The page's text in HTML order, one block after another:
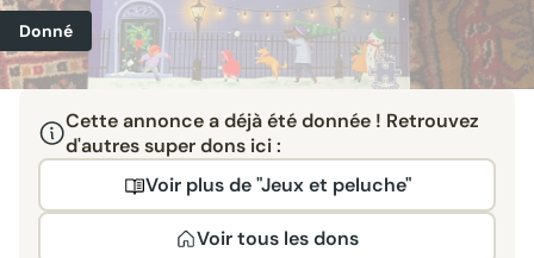
Donné
Cette annonce a déjà été donnée ! Retrouvez
d'autres super dons ici :
Voir plus de "Jeux et peluche"
Voir tous les dons